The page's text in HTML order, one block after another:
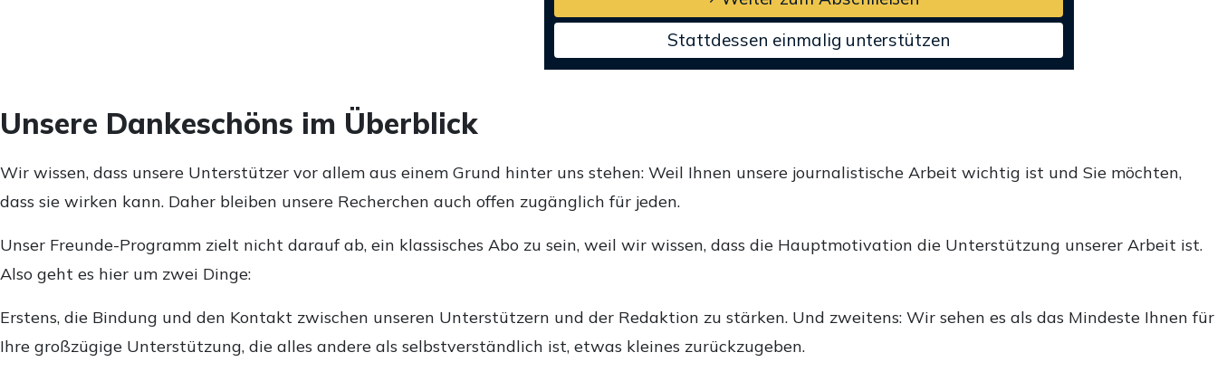
Stattdessen einmalig unterstützen
Unsere Dankeschöns im Überblick
Wir wissen, dass unsere Unterstützer vor allem aus einem Grund hinter uns stehen: Weil Ihnen unsere journalistische Arbeit wichtig ist und Sie möchten,
dass sie wirken kann. Daher bleiben unsere Recherchen auch offen zugänglich für jeden.
Unser Freunde-Programm zielt nicht darauf ab, ein klassisches Abo zu sein, weil wir wissen, dass die Hauptmotivation die Unterstützung unserer Arbeit ist.
Also geht es hier um zwei Dinge:
Erstens, die Bindung und den Kontakt zwischen unseren Unterstützern und der Redaktion zu stärken. Und zweitens: Wir sehen es als das Mindeste Ihnen für
Ihre großzügige Unterstützung, die alles andere als selbstverständlich ist, etwas kleines zurückzugeben.